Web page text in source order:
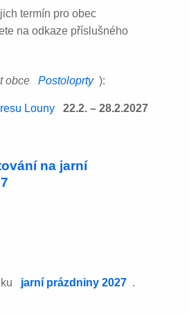
termín pro obec
na odkaze příslušného
obce Postoloprty ):
Louny 22.2. – 28.2.2027
na jarní
jarní prázdniny 2027 .